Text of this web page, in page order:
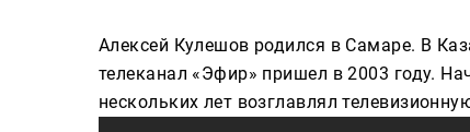
Алексей Кулешов родился в Самаре. В
телеканал «Эфир» пришел в 2003 году.
нескольких лет возглавлял